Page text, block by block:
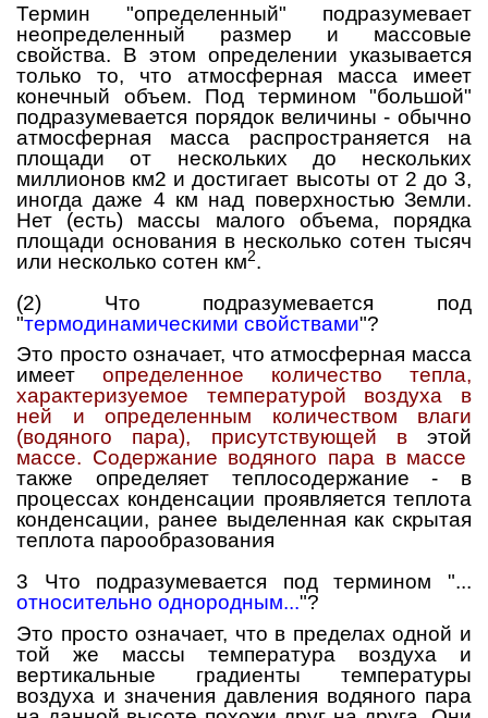
Термин "определенный" подразумевает
неопределенный размер и массовые
свойства. В этом определении указывается
только то, что атмосферная масса имеет
конечный объем. Под термином "большой"
подразумевается порядок величины - обычно
атмосферная масса распространяется на
площади от нескольких до нескольких
миллионов км2 и достигает высоты от 2 до 3,
иногда даже 4 км над поверхностью Земли.
Нет (есть) массы малого объема, порядка
площади основания в несколько сотен тысяч
или несколько сотен км2.
(2) Что подразумевается под
"термодинамическими свойствами"?
Это просто означает, что атмосферная масса
имеет определенное количество тепла,
характеризуемое температурой воздуха в
ней и определенным количеством влаги
(водяного пара), присутствующей в этой
массе. Содержание водяного пара в массе
также определяет теплосодержание - в
процессах конденсации проявляется теплота
конденсации, ранее выделенная как скрытая
теплота парообразования
3 Что подразумевается под термином "...
относительно однородным..."?
Это просто означает, что в пределах одной и
той же массы температура воздуха и
вертикальные градиенты температуры
воздуха и значения давления водяного пара